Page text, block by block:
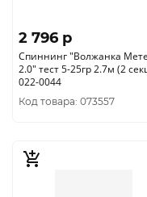
2 796 p
Спиннинг "Волжанка
2.0" тест 5-25гр 2.7м (2 секции)
022-0044
Код товара: 073557